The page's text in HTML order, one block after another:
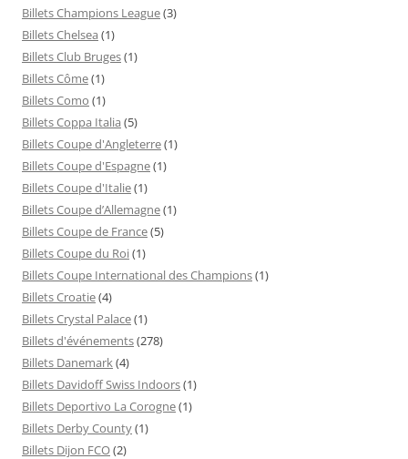
Billets Champions League(3)
Billets Chelsea (1)
Billets Club Bruges(1)
Billets Côme(1)
Billets Como (1)
Billets Coppa Italia (5)
Billets Coupe d'Angleterre(1)
Billets Coupe d'Espagne(1)
Billets Coupe d'Italie(1)
Billets Coupe d’Allemagne(1)
Billets Coupe de France(5)
Billets Coupe du Roi(1)
Billets Coupe International des Champions(1)
Billets Croatie(4)
Billets Crystal Palace(1)
Billets d'événements(278)
Billets Danemark(4)
Billets Davidoff Swiss Indoors(1)
Billets Deportivo La Corogne(1)
Billets Derby County(1)
Billets Dijon FCO(2)